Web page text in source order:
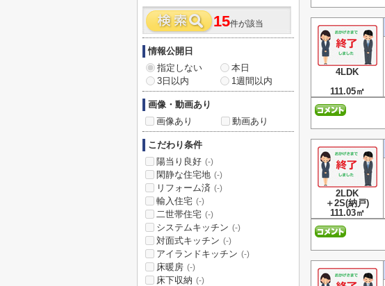
4LDK
111.05㎡
2LDK
＋2S(納戸)
111.03㎡
15件が該当
情報公開日
指定しない
本日
3日以内
1週間以内
画像・動画あり
画像あり
動画あり
こだわり条件
陽当り良好 (-)
閑静な住宅地 (-)
リフォーム済 (-)
輸入住宅 (-)
二世帯住宅 (-)
システムキッチン (-)
対面式キッチン (-)
アイランドキッチン (-)
床暖房 (-)
床下収納 (-)